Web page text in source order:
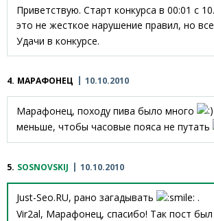
Приветствую. Старт конкурса в 00:01 с
это не жесткое нарушение правил, но
Удачи в конкурсе.
4. МАРАФОНЕЦ 10.10.2010
Марафонец, походу пива было много
меньше, чтобы часовые пояса не путать
5. SOSNOVSKIJ 10.10.2010
Just-Seo.RU, рано загадывать
.
Vir2al, Марафонец, спасибо! Так пост